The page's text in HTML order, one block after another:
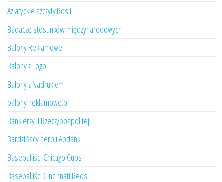
Azjatyckie szczyty Rosji
Badacze stosunków międzynarodowych
Balony Reklamowe
Balony z Logo
Balony z Nadrukiem
balony-reklamowe.pl
Bankierzy II Rzeczypospolitej
Bardzińscy herbu Abdank
Baseballiści Chicago Cubs
Baseballiści Cincinnati Reds